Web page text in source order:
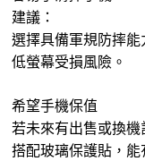
建議：
選擇具備軍規防摔
低螢幕受損風險。
希望手機保值
若未來有出售或換
搭配玻璃保護貼，